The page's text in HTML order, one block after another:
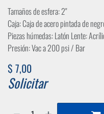
Tamaños de esfera: 2"
Caja: Caja de acero pintada de
Piezas húmedas: Latón Lente:
Presión: Vac a 200 psi / Bar
$ 7,00
Solicitar